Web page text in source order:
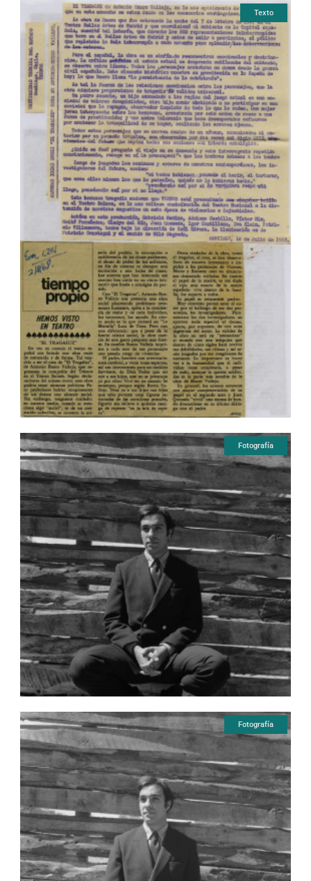
Texto
Fotografía
Fotografía